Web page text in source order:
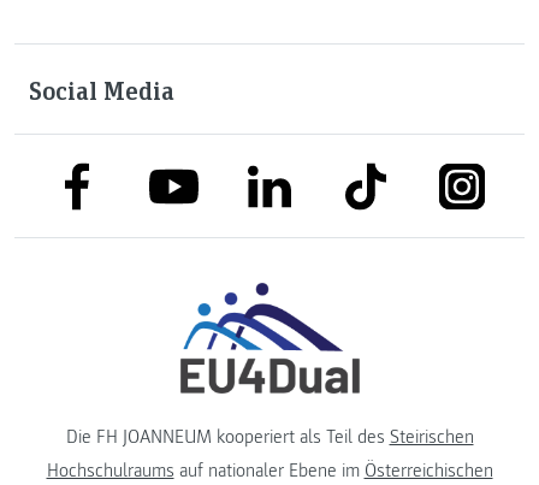
Social Media
link to facebooklink to youtubelink to linkedinlink to tiktok link to
Die FH JOANNEUM kooperiert als Teil des Steirischen
Hochschulraums auf nationaler Ebene im Österreichischen